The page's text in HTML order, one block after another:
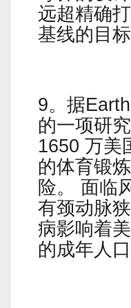
远超精确
基线的目标
9。据
的一项研
1650 万美
的体育锻
险。 面临
有颈动脉
病影响着
的成年人口